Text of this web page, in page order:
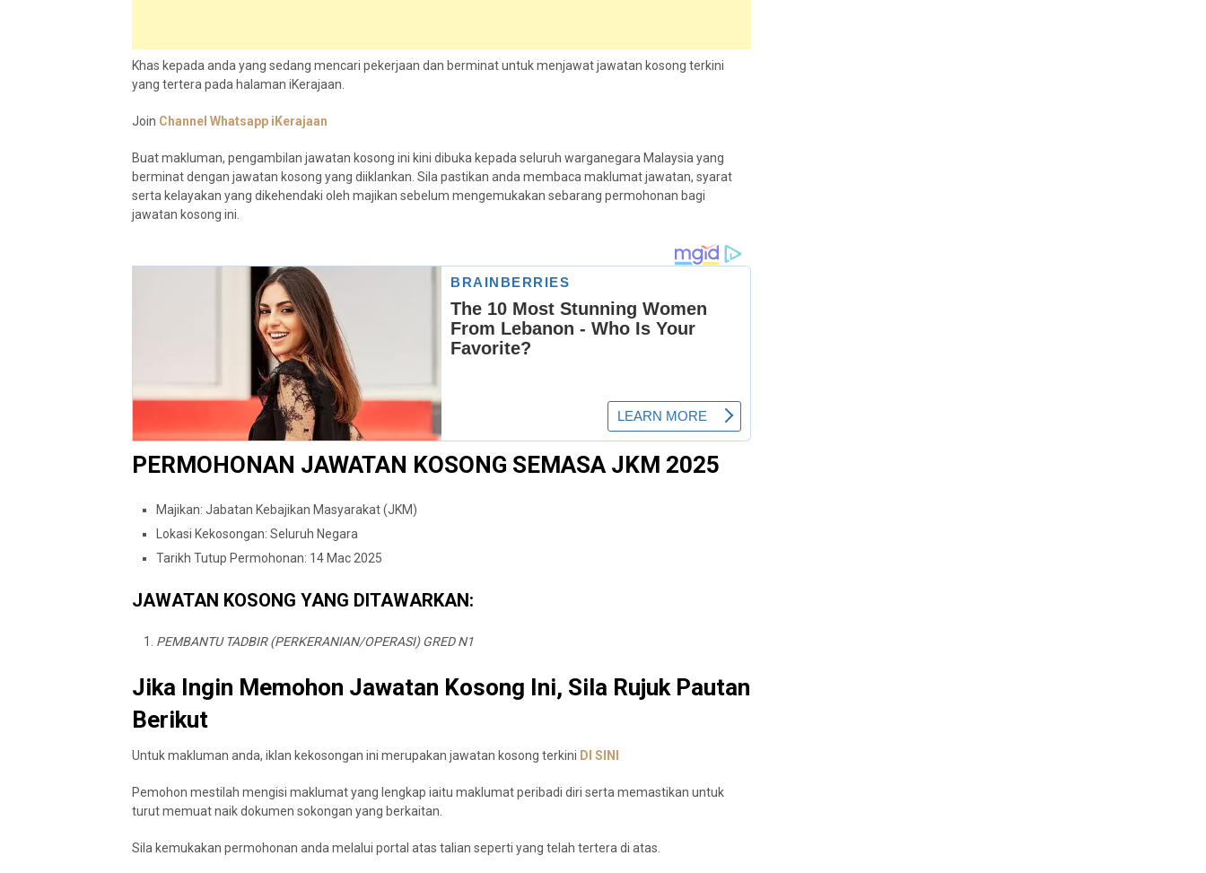
Khas kepada anda yang sedang mencari pekerjaan dan berminat untuk menjawat jawatan kosong terkini
yang tertera pada halaman iKerajaan.
Join Channel Whatsapp iKerajaan
Buat makluman, pengambilan jawatan kosong ini kini dibuka kepada seluruh warganegara Malaysia yang
berminat dengan jawatan kosong yang diiklankan. Sila pastikan anda membaca maklumat jawatan, syarat
serta kelayakan yang dikehendaki oleh majikan sebelum mengemukakan sebarang permohonan bagi
jawatan kosong ini.
PERMOHONAN JAWATAN KOSONG SEMASA JKM 2025
Majikan: Jabatan Kebajikan Masyarakat (JKM)
Lokasi Kekosongan: Seluruh Negara
Tarikh Tutup Permohonan: 14 Mac 2025
JAWATAN KOSONG YANG DITAWARKAN:
PEMBANTU TADBIR (PERKERANIAN/OPERASI) GRED N1
Jika Ingin Memohon Jawatan Kosong Ini, Sila Rujuk Pautan
Berikut
Untuk makluman anda, iklan kekosongan ini merupakan jawatan kosong terkini DI S N
Pemohon mestilah mengisi maklumat yang lengkap iaitu maklumat peribadi diri serta memastikan untuk
turut memuat naik dokumen sokongan yang berkaitan.
Sila kemukakan permohonan anda melalui portal atas talian seperti yang telah tertera di atas.